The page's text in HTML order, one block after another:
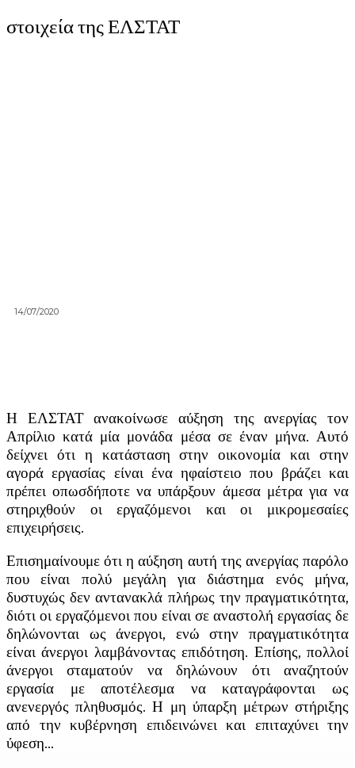
στοιχεία της ΕΛΣΤΑΤ
14/07/2020
Η ΕΛΣΤΑΤ ανακοίνωσε αύξηση της ανεργίας τον
Απρίλιο κατά μία μονάδα μέσα σε έναν μήνα. Αυτό
δείχνει ότι η κατάσταση στην οικονομία και στην
αγορά εργασίας είναι ένα ηφαίστειο που βράζει και
πρέπει οπωσδήποτε να υπάρξουν άμεσα μέτρα για να
στηριχθούν οι εργαζόμενοι και οι μικρομεσαίες
επιχειρήσεις.
Επισημαίνουμε ότι η αύξηση αυτή της ανεργίας παρόλο
που είναι πολύ μεγάλη για διάστημα ενός μήνα,
δυστυχώς δεν αντανακλά πλήρως την πραγματικότητα,
διότι οι εργαζόμενοι που είναι σε αναστολή εργασίας δε
δηλώνονται ως άνεργοι, ενώ στην πραγματικότητα
είναι άνεργοι λαμβάνοντας επιδότηση. Επίσης, πολλοί
άνεργοι σταματούν να δηλώνουν ότι αναζητούν
εργασία με αποτέλεσμα να καταγράφονται ως
ανενεργός πληθυσμός. Η μη ύπαρξη μέτρων στήριξης
από την κυβέρνηση επιδεινώνει και επιταχύνει την
ύφεση…